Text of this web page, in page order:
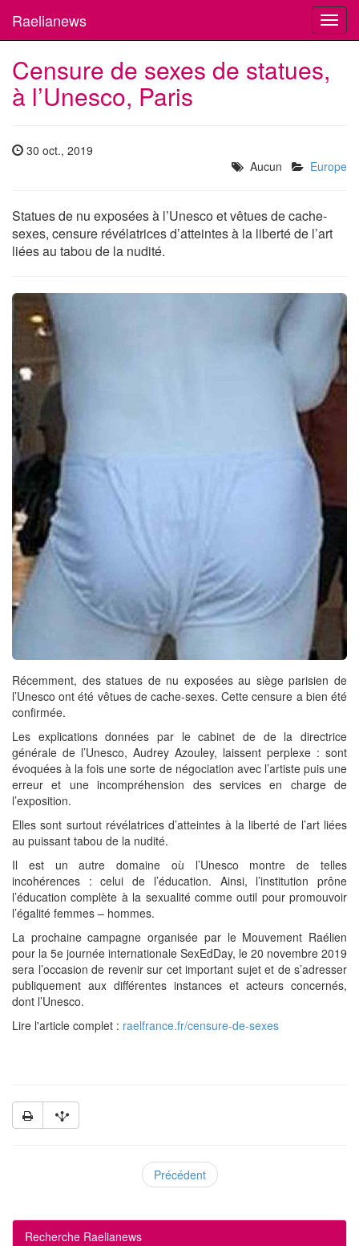
Raelianews
Censure de sexes de statues,
à l’Unesco, Paris
30 oct., 2019
Aucun
Europe
Statues de nu exposées à l’Unesco et vêtues de cache-
sexes, censure révélatrices d’atteintes à la liberté de l’art
liées au tabou de la nudité.
Récemment, des statues de nu exposées au siège parisien de
l’Unesco ont été vêtues de cache-sexes. Cette censure a bien été
confirmée.
Les explications données par le cabinet de de la directrice
générale de l’Unesco, Audrey Azouley, laissent perplexe : sont
évoquées à la fois une sorte de négociation avec l’artiste puis une
erreur et une incompréhension des services en charge de
l’exposition.
Elles sont surtout révélatrices d’atteintes à la liberté de l’art liées
au puissant tabou de la nudité.
Il est un autre domaine où l’Unesco montre de telles
incohérences : celui de l’éducation. Ainsi, l’institution prône
l’éducation complète à la sexualité comme outil pour promouvoir
l’égalité femmes – hommes.
La prochaine campagne organisée par le Mouvement Raélien
pour la 5e journée internationale SexEdDay, le 20 novembre 2019
sera l’occasion de revenir sur cet important sujet et de s’adresser
publiquement aux différentes instances et acteurs concernés,
dont l’Unesco.
Lire l'article complet : raelfrance.fr/censure-de-sexes
Précédent
Recherche Raelianews